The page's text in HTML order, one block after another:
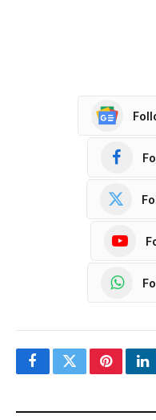
FacebookTwitterPinterest